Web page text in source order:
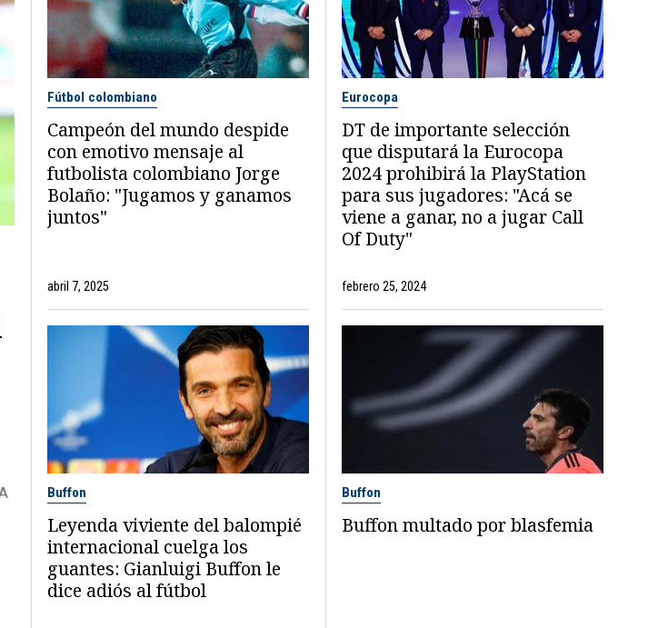
Fútbol colombiano
Campeón del mundo despide
con emotivo mensaje al
futbolista colombiano Jorge
Bolaño: "Jugamos y ganamos
juntos"
abril 7, 2025
Eurocopa
DT de importante selección
que disputará la Eurocopa
2024 prohibirá la PlayStation
para sus jugadores: "Acá se
viene a ganar, no a jugar Call
Of Duty"
febrero 25, 2024
Buffon
Leyenda viviente del balompié
internacional cuelga los
guantes: Gianluigi Buffon le
dice adiós al fútbol
Buffon
Buffon multado por blasfemia